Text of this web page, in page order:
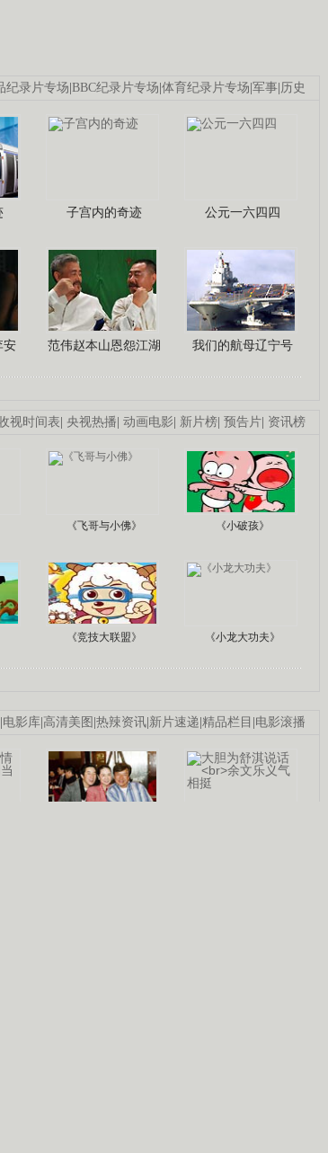
纪录片专场 BBC纪录片专场 体育纪录片专场 军事 历史
子宫内的奇迹 公元一六四四
安 范伟赵本山恩怨江湖 我们的航母辽宁号
视时间表 央视热播 动画电影 新片榜 预告片 资讯榜
《飞哥与小佛》 《小破孩》
《竞技大联盟》 《小龙大功夫》
电影库 高清美图 热辣资讯 新片速递 精品栏目 电影滚播